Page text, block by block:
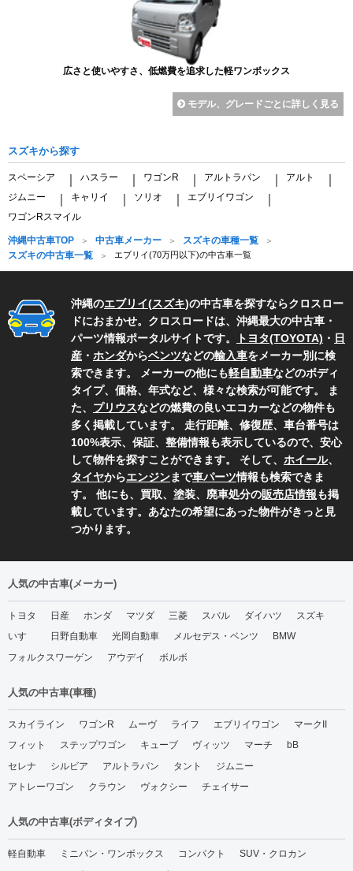
広さと使いやすさ、低燃費を追求した軽ワンボックス
モデル、グレードごとに詳しく見る
スズキから探す
スペーシア ハスラー ワゴンR アルトラパン アルト
ジムニー キャリイ ソリオ エブリイワゴン
ワゴンRスマイル
沖縄中古車TOP 中古車メーカー
スズキの車種一覧
スズキの中古車一覧
エブリイ(70万円以下)の中古車一覧
沖縄のエブリイ(スズキ)の中古車を探すならクロスロー
ドにおまかせ。クロスロードは、沖縄最大の中古車・
パーツ情報ポータルサイトです。
トヨタ(TOYOTA) ・ 日
産 ・ ホンダからベンツなどの輸入車をメーカー別に検
索できます。 メーカーの他にも軽自動車などのボディ
タイプ、価格、年式など、様々な検索が可能です。 ま
た、 プリウスなどの燃費の良いエコカーなどの物件も
多く掲載しています。 走行距離、修復歴、車台番号は
100%表示、保証、整備情報も表示しているので、安心
して物件を探すことができます。 そして、 ホイール、
タイヤからエンジンまで車パーツ情報も検索できま
す。 他にも、買取、塗装、廃車処分の販売店情報も掲
載しています。あなたの希望にあった物件がきっと見
つかります。
人気の中古車(メーカー)
トヨタ 日産 ホンダ マツダ 三菱 スバル ダイハツ
スズキ
いすゞ
日野自動車 光岡自動車 メルセデス・ベンツ
BMW
フォルクスワーゲン
アウデイ ボルボ
人気の中古車(車種)
スカイライン ワゴンR ムーヴ ライフ エブリイワゴン
マークII
フィット
ステップワゴン キューブ ヴィッツ マーチ
bB
セレナ
シルビア アルトラパン タント
ジムニー
アトレーワゴン
クラウン ヴォクシー チェイサー
人気の中古車(ボディタイプ)
軽自動車 ミニバン・ワンボックス コンパクト
SUV・クロカン